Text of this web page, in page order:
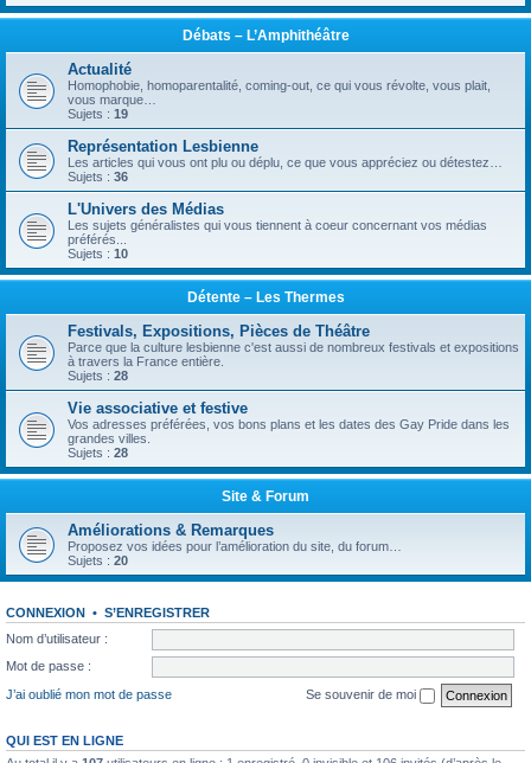
Débats – L’Amphithéâtre
Actualité
Homophobie, homoparentalité, coming-out, ce qui vous révolte, vous plait,
vous marque…
Sujets : 19
Représentation Lesbienne
Les articles qui vous ont plu ou déplu, ce que vous appréciez ou détestez…
Sujets : 36
L'Univers des Médias
Les sujets généralistes qui vous tiennent à coeur concernant vos médias
préférés...
Sujets : 10
Détente – Les Thermes
Festivals, Expositions, Pièces de Théâtre
Parce que la culture lesbienne c'est aussi de nombreux festivals et expositions
à travers la France entière.
Sujets : 28
Vie associative et festive
Vos adresses préférées, vos bons plans et les dates des Gay Pride dans les
grandes villes.
Sujets : 28
Site & Forum
Améliorations & Remarques
Proposez vos idées pour l’amélioration du site, du forum…
Sujets : 20
CONNEXION • S’ENREGISTRER
Nom d’utilisateur :
Mot de passe :
J’ai oublié mon mot de passe
Se souvenir de moi
QUI EST EN LIGNE